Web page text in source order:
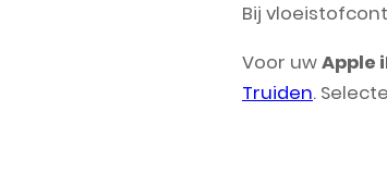
Bij
Voor uwApple
Truiden.